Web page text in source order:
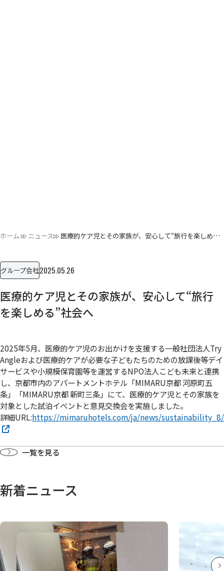
ホーム ニュース 医療的ケア児とその家族が、安心して“旅行を楽しめる”社会へ
グループ会社2025.05.26
医療的ケア児とその家族が、安心して“旅行
を楽しめる”社会へ
2025年5月、医療的ケア児のお出かけを支援する一般社団法人Try
Angleおよび医療的ケアが必要な子どもたちのための放課後等デイ
サービスや小規模保育園等を運営するNPO法人こども未来と連携
し、京都市内のアパートメントホテル「MIMARU京都 河原町五
条」「MIMARU京都 新町三条」にて、医療的ケア児とその家族を
対象とした試泊イベントと意見交換会を実施しました。
詳細URL:https://mimaruhotels.com/ja/news/sustainability_8/
一覧を見る
新着ニュース